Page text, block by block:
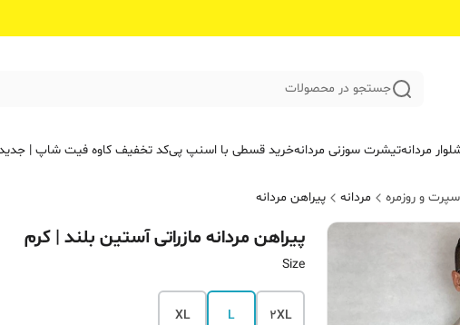
جستجو در محصولات
مردانهتیشرت سوزنی مردانهخرید قسطی با اسنپ پیکد تخفیف کاوه فیت‌ شاپ |
و روزمره مردانه پیراهن مردانه
پیراهن مردانه مازراتی آستین بلند | کرم
Size
2XL
L
XL